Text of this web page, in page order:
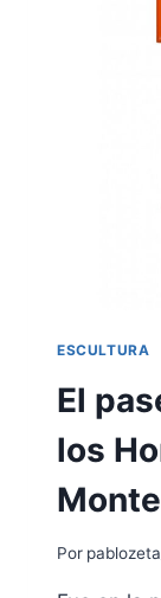
ESCULTURA
El
los
Por